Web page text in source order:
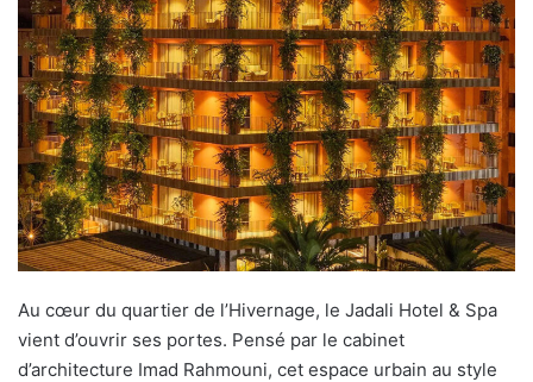
Au cœur du quartier de l’Hivernage, le Jadali Hotel & Spa
vient d’ouvrir ses portes. Pensé par le cabinet
d’architecture Imad Rahmouni, cet espace urbain au style